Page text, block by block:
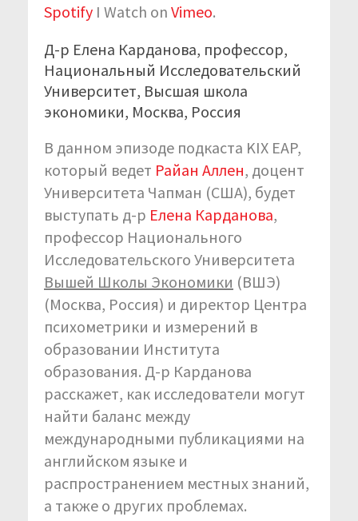
Spotify I Watch on Vimeo.
Д-р Елена Карданова, профессор,
Национальный Исследовательский
Университет, Высшая школа
экономики, Москва, Россия
В данном эпизоде подкаста KIX EAP,
который ведет Райан Аллен, доцент
Университета Чапман (США), будет
выступать д-р Елена Карданова,
профессор Национального
Исследовательского Университета
Вышей Школы Экономики (ВШЭ)
(Москва, Россия) и директор Центра
психометрики и измерений в
образовании Института
образования. Д-р Карданова
расскажет, как исследователи могут
найти баланс между
международными публикациями на
английском языке и
распространением местных знаний,
а также о других проблемах.